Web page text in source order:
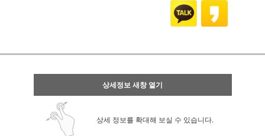
상세정보 새창 열기
상세 정보를 확대해 보실 수 있습니다.